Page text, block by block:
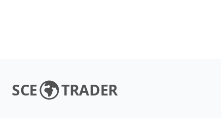
SCE TRADER